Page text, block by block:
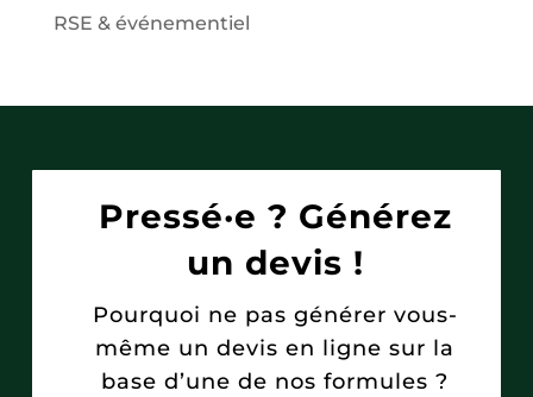
RSE & événementiel
Pressé·e ? Générez
un devis !
Pourquoi ne pas générer vous-
même un devis en ligne sur la
base d’une de nos formules ?